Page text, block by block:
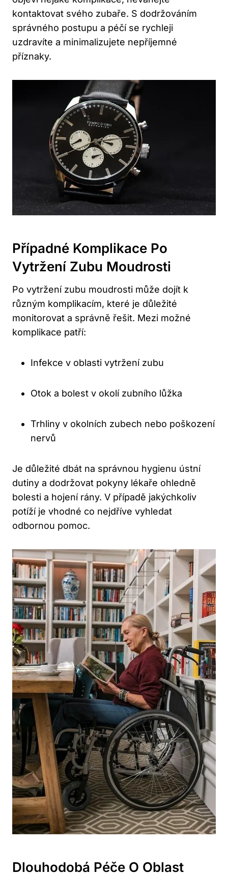
kontaktovat svého zubaře. S dodržováním
správného postupu a péčí se rychleji
uzdravíte a minimalizujete nepříjemné
příznaky.
Případné Komplikace Po
Vytržení Zubu Moudrosti
Po vytržení zubu moudrosti může dojít k
různým komplikacím, které je důležité
monitorovat a správně řešit. Mezi možné
komplikace patří:
Infekce v oblasti vytržení zubu
Otok a bolest v okolí zubního lůžka
Trhliny v okolních zubech nebo poškození
nervů
Je důležité dbát na správnou hygienu ústní
dutiny a dodržovat pokyny lékaře ohledně
bolesti a hojení rány. V případě jakýchkoliv
potíží je vhodné co nejdříve vyhledat
odbornou pomoc.
Dlouhodobá Péče O Oblast